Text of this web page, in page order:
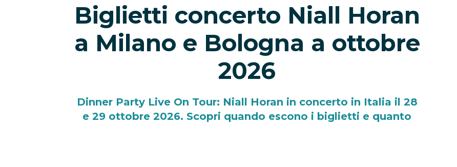
Biglietti concerto Niall Horan
a Milano e Bologna a ottobre
2026
Dinner Party Live On Tour: Niall Horan in concerto in Italia il 28
e 29 ottobre 2026. Scopri quando escono i biglietti e quanto